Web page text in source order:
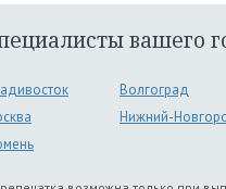
вашего
Волгоград
Нижний-